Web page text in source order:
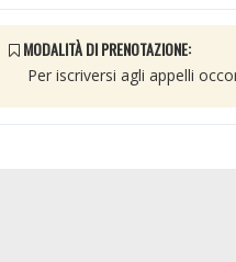
MODALITÀ DI PRENOTAZIONE:
Per iscriversi agli appelli